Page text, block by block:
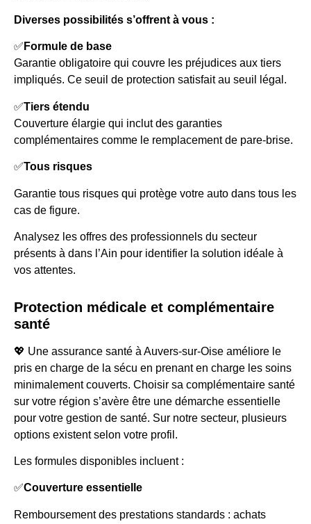
Diverses possibilités s’offrent à vous :
✅ Formule de base
Garantie obligatoire qui couvre les préjudices aux tiers
impliqués. Ce seuil de protection satisfait au seuil légal.
✅Tiers étendu
Couverture élargie qui inclut des garanties
complémentaires comme le remplacement de pare-brise.
✅Tous risques
Garantie tous risques qui protège votre auto dans tous les
cas de figure.
Analysez les offres des professionnels du secteur
présents à dans l’Ain pour identifier la solution idéale à
vos attentes.
Protection médicale et complémentaire
santé
💖 Une assurance santé à Auvers-sur-Oise améliore le
pris en charge de la sécu en prenant en charge les soins
minimalement couverts. Choisir sa complémentaire santé
sur votre région s’avère être une démarche essentielle
pour votre gestion de santé. Sur notre secteur, plusieurs
options existent selon votre profil.
Les formules disponibles incluent :
✅Couverture essentielle
Remboursement des prestations standards : achats